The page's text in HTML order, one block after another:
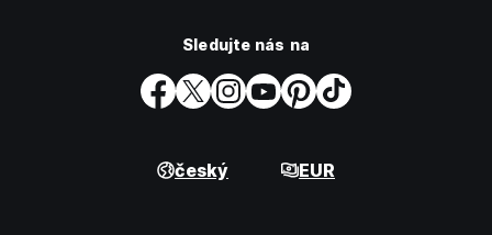
Sledujte nás na
český EUR